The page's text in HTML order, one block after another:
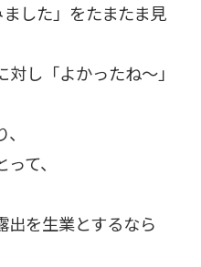
した」をたまたま見
し「よかったね～」
て、
出を生業とするなら